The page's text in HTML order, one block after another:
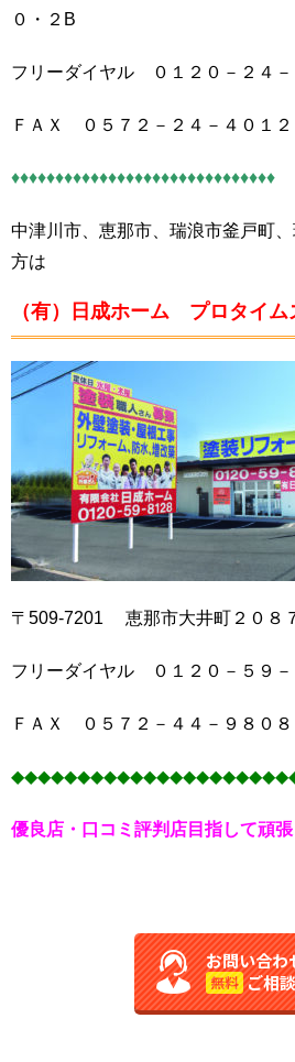
０・２B
フリーダイヤル ０１２０－２４－
ＦＡＸ ０５７２－２４－４０１２
♦♦♦♦♦♦♦♦♦♦♦♦♦♦♦♦♦♦♦♦♦♦♦♦♦♦♦♦♦♦
中津川市、恵那市、瑞浪市釜戸町
方は
（有）日成ホーム プロタイム
〒509-7201 恵那市大井町２０８
フリーダイヤル ０１２０－５９－
ＦＡＸ ０５７２－４４－９８０８
優良店・口コミ評判店目指して頑張
お問い合わ
無料 ご相談